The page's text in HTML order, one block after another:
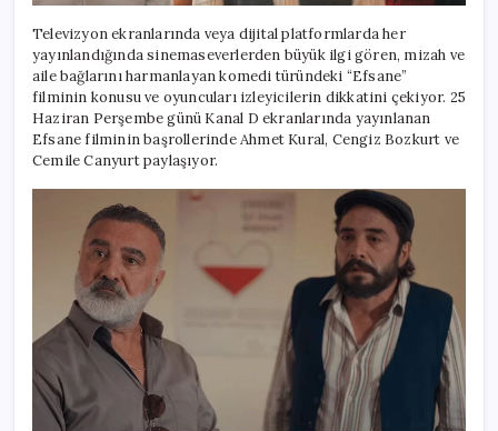
Televizyon ekranlarında veya dijital platformlarda her
yayınlandığında sinemaseverlerden büyük ilgi gören, mizah ve
aile bağlarını harmanlayan komedi türündeki “Efsane”
filminin konusu ve oyuncuları izleyicilerin dikkatini çekiyor. 25
Haziran Perşembe günü Kanal D ekranlarında yayınlanan
Efsane filminin başrollerinde Ahmet Kural, Cengiz Bozkurt ve
Cemile Canyurt paylaşıyor.